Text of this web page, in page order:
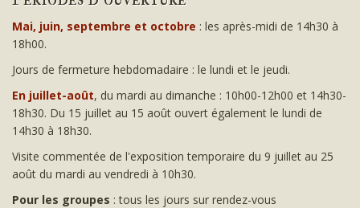
Mai, juin, septembre et octobre : les après-midi de 14h30 à
18h00.
Jours de fermeture hebdomadaire : le lundi et le jeudi.
En juillet-août, du mardi au dimanche : 10h00-12h00 et 14h30-
18h30. Du 15 juillet au 15 août ouvert également le lundi de
14h30 à 18h30.
Visite commentée de l'exposition temporaire du 9 juillet au 25
août du mardi au vendredi à 10h30.
Pour les groupes : tous les jours sur rendez-vous